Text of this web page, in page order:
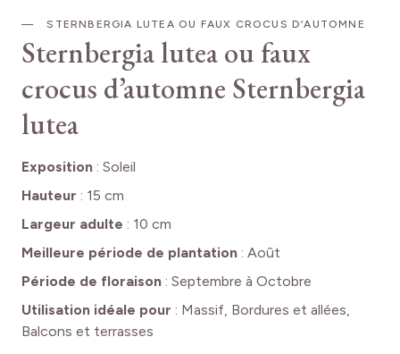
STERNBERGIA LUTEA OU FAUX CROCUS D’AUTOMNE
Sternbergia lutea ou faux
crocus d’automne Sternbergia
lutea
Exposition : Soleil
Hauteur : 15 cm
Largeur adulte : 10 cm
Meilleure période de plantation : Août
Période de floraison : Septembre à Octobre
Utilisation idéale pour : Massif, Bordures et allées,
Balcons et terrasses